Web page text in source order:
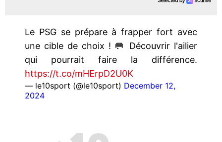
Le PSG se prépare à frapper fort avec
une cible de choix ! 🥅 Découvrir l'ailier
qui pourrait faire la différence.
https://t.co/mHErpD2U0K
— le10sport (@le10sport) December 12,
2024